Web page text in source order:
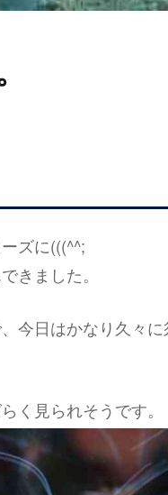
ズに(((^^;
きました。
今日はかなり久々
く見られそうです。